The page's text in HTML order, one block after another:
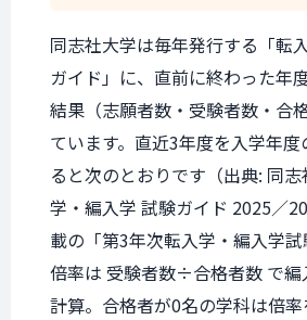
同志社大学は毎年発行する「転
ガイド」に、直前に終わった年
結果（志願者数・受験者数・合
ています。直近3年度を入学年
ると次のとおりです（出典: 同
学・編入学 試験ガイド 2025／
載の「第3年次転入学・編入学
倍率は 受験者数÷合格者数 で
計算。合格者が0名の学科は倍